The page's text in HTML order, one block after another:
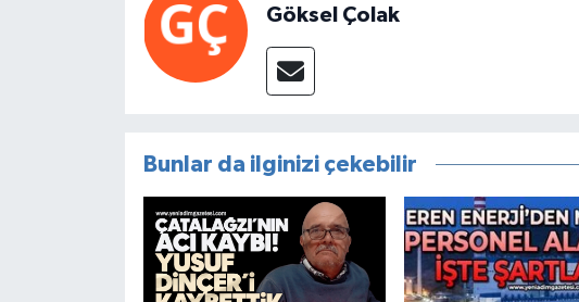
Göksel Çolak
Bunlar da ilginizi çekebilir